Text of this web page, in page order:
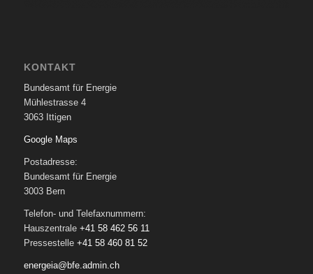
KONTAKT
Bundesamt für Energie
Mühlestrasse 4
3063 Ittigen
Google Maps
Postadresse:
Bundesamt für Energie
3003 Bern
Telefon- und Telefaxnummern:
Hauszentrale +41 58 462 56 11
Pressestelle +41 58 460 81 52
energeia@bfe.admin.ch